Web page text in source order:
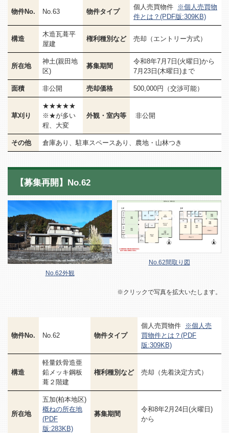
物件No. No.63 物件タイプ
個人売買物件
※個人売買物
件とは？(PDF版:309KB)
構造
木造瓦葺平
屋建
権利種別など 売却（エントリー方式）
所在地
神土(親田地
区)
募集期間
令和8年7月7日(火曜日)から
7月23日(木曜日)まで
面積 非公開 売却価格 500,000円（交渉可能）
草刈り
★★★★★
※★が多い
程、大変
外観・室内等 非公開
その他 倉庫あり、駐車スペースあり、農地・山林つき
【募集再開】No.62
No.62外観
No.62間取り図
※クリックで写真を拡大いたします。
物件No. No.62 物件タイプ
個人売買物件
※個人売
買物件とは？(PDF
版:309KB)
構造
軽量鉄骨造亜
鉛メッキ鋼板
葺２階建
権利種別など 売却（先着決定方式）
所在地
五加(柏本地区)
概ねの所在地
(PDF
版:283KB)
募集期間
令和8年2月24日(火曜日)
から